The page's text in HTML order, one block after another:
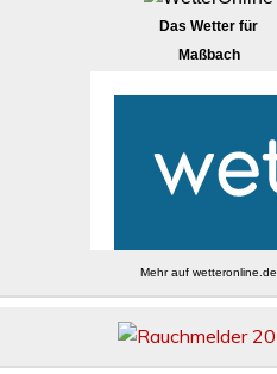
Das Wetter für
Maßbach
Mehr aufwetteronline.de